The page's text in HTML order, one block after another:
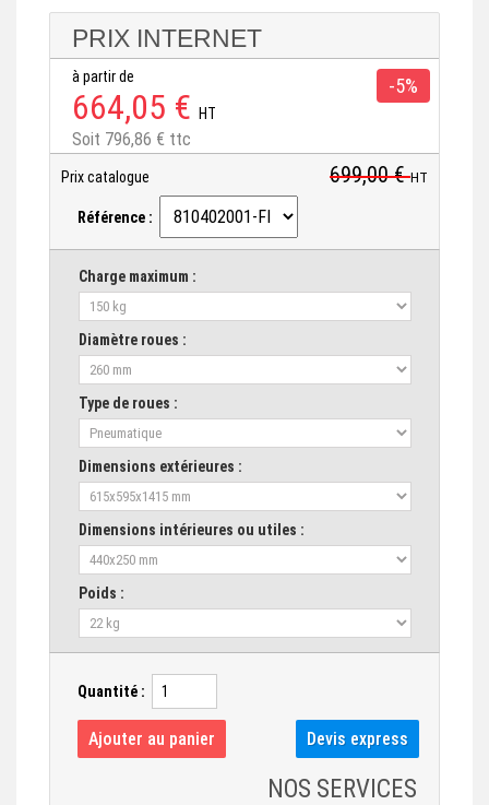
PRIX INTERNET
à partir de
664,05 € HT
Soit 796,86 € ttc
-5%
Prix catalogue 699,00 €HT
Référence :
Charge maximum :
Diamètre roues :
Type de roues :
Dimensions extérieures :
Dimensions intérieures ou utiles :
Poids :
Quantité :
NOS SERVICES